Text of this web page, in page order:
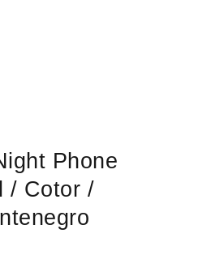
Phone
/ Cotor /